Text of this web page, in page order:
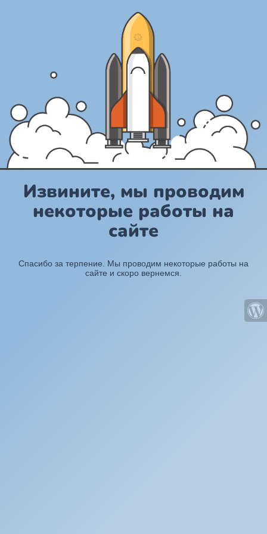
Извините, мы проводим
некоторые работы на
сайте
Спасибо за терпение. Мы проводим некоторые работы на
сайте и скоро вернемся.